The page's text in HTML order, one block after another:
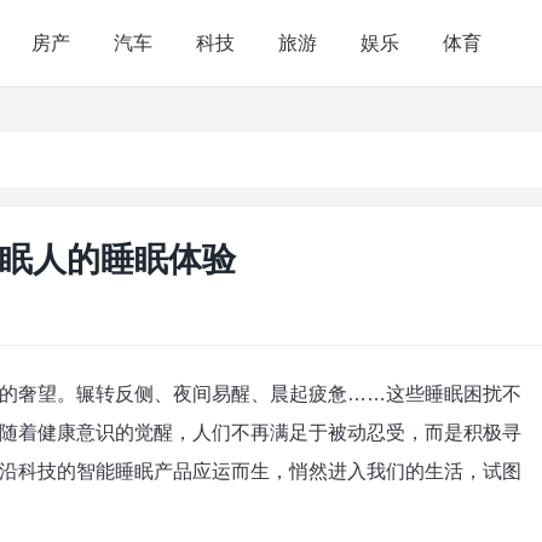
房产 汽车 科技 旅游 娱乐 体育
人的睡眠体验
奢望。辗转反侧、夜间易醒、晨起疲惫……这些睡眠困扰不
着健康意识的觉醒，人们不再满足于被动忍受，而是积极寻
科技的智能睡眠产品应运而生，悄然进入我们的生活，试图